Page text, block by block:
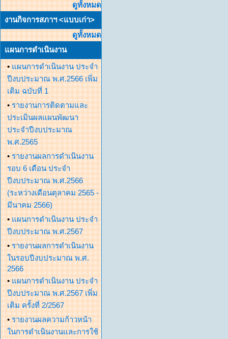
ดูทั้งหมด
งานกิจการสภาฯ <แบบเก่า>
ดูทั้งหมด
แผนการดำเนินงาน
• แผนการดำเนินงาน ประจำ
ปีงบประมาณ พ.ศ.2566 เพิ่ม
เติม ฉบับที่ 1
• รายงานการติดตามและ
ประเมินผลแผนพัฒนา
ประจำปีงบประมาณ
พ.ศ.2565
• รายงานผลการดำเนินงาน
รอบ 6 เดือน ประจำ
ปีงบประมาณ พ.ศ.2566
(ระหว่างเดือนตุลาคม 2565 -
มีนาคม 2566)
• แผนการดำเนินงาน ประจำ
ปีงบประมาณ พ.ศ.2567
• รายงานผลการดำเนินงาน
ในรอบปีงบประมาณ พ.ศ.
2566
• แผนการดำเนินงาน ประจำ
ปีงบประมาณ พ.ศ.2567 เพิ่ม
เติม ครั้งที่ 2/2567
• รายงานผลความก้าวหน้า
ในการดำเนินงานและการใช้